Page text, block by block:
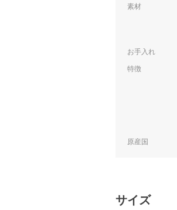
素材
お手入れ
特徴
原産国
サイズ